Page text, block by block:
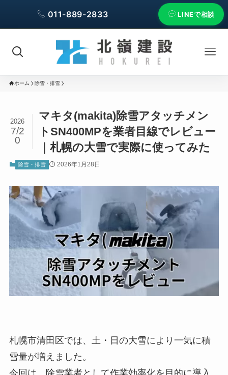
011-889-2833 LINEで相談
ホーム 除雪・排雪
マキタ(makita)除雪アタッチメン
トSN400MPを業者目線でレビュー
｜札幌の大雪で実際に使ってみた
2026
7/2
0
除雪・排雪 2026年1月28日
札幌市清田区では、土・日の大雪により一気に積
雪量が増えました。